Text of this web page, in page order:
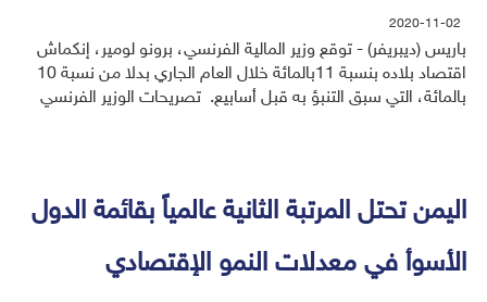
2020-11-02
باريس (ديبريفر) - توقع وزير المالية الفرنسي، برونو لومير، إنكماش
اقتصاد بلاده بنسبة 11بالمائة خلال العام الجاري بدلا من نسبة 10
بالمائة، التي سبق التنبؤ به قبل أسابيع. تصريحات الوزير الفرنسي
اليمن تحتل المرتبة الثانية عالمياً بقائمة الدول
الأسوأ في معدلات النمو الإقتصادي